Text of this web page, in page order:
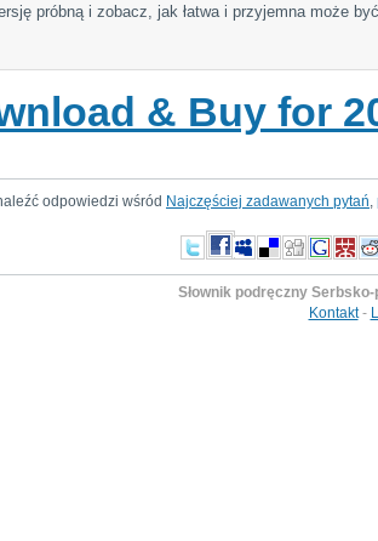
próbną i zobacz, jak łatwa i przyjemna może być
& Buy for
odpowiedzi wśród Najczęściej zadawanych pytań,
Słownik podręczny
Kontakt-